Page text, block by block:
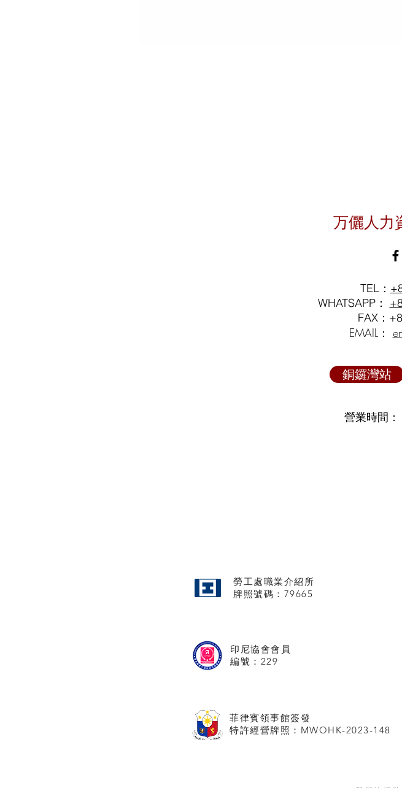
万儷人力
TEL：
WHATSAPP：
FAX：
EMAIL：
銅鑼灣站
營業時間：
勞工處職業介紹所
牌照號碼：79665
印尼協會會員
​編號：229
菲律賓領事館簽發
特許經營牌照：MWOHK-2023-148